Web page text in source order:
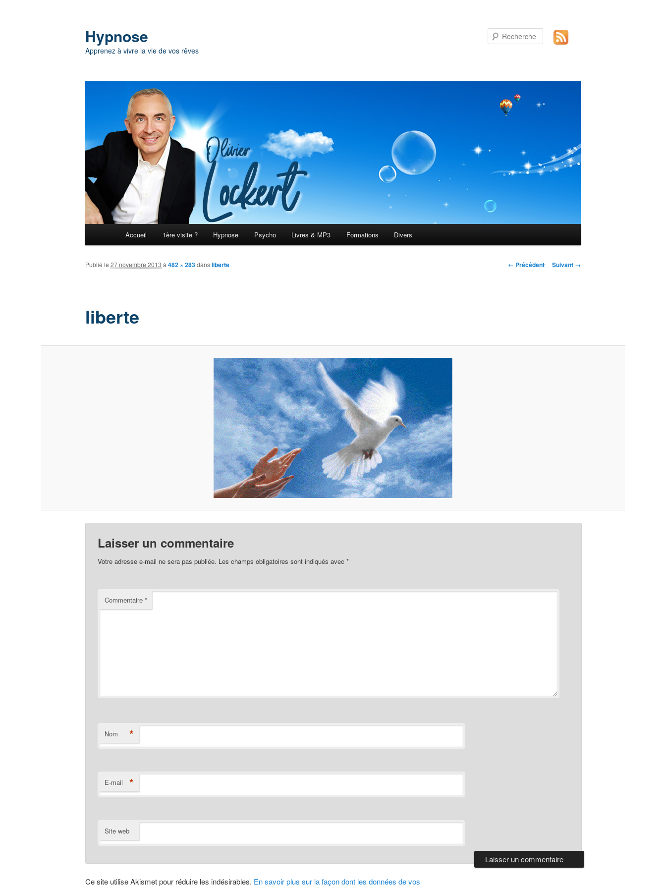
Hypnose
Apprenez à vivre la vie de vos rêves
Recherche
Aller au contenu principal
Aller au contenu secondaire
Accueil 1ère visite ? Hypnose Psycho Livres & MP3 Formations Divers
Navigation des
← Précédent Suivant →
liberte
Publié le 27 novembre 2013 à482 × 283dansliberte
Laisser un commentaire
Votre adresse e-mail ne sera pas publiée. Les champs obligatoires sont indiqués avec*
Commentaire*
Nom *
E-mail *
Site web
Ce site utilise Akismet pour réduire les indésirables. En savoir plus sur la façon dont les données de vos